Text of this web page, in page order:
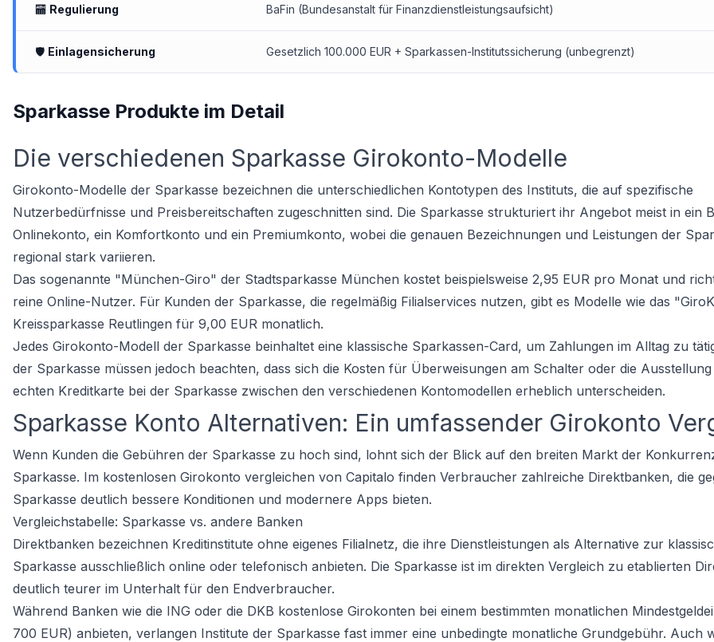
🏧 Regulierung BaFin (Bundesanstalt für Finanzdienstleistungsaufsicht)
🛡 Einlagensicherung Gesetzlich 100.000 EUR + Sparkassen-Institutssicherung (unbegrenzt)
Sparkasse Produkte im Detail
Die verschiedenen Sparkasse Girokonto-Modelle
Girokonto-Modelle der Sparkasse bezeichnen die unterschiedlichen Kontotypen des Instituts, die auf spezifische
Nutzerbedürfnisse und Preisbereitschaften zugeschnitten sind. Die Sparkasse strukturiert ihr Angebot meist in ein
Onlinekonto, ein Komfortkonto und ein Premiumkonto, wobei die genauen Bezeichnungen und Leistungen der
regional stark variieren.
Das sogenannte "München-Giro" der Stadtsparkasse München kostet beispielsweise 2,95 EUR pro Monat und
reine Online-Nutzer. Für Kunden der Sparkasse, die regelmäßig Filialservices nutzen, gibt es Modelle wie das
Kreissparkasse Reutlingen für 9,00 EUR monatlich.
Jedes Girokonto-Modell der Sparkasse beinhaltet eine klassische Sparkassen-Card, um Zahlungen im Alltag zu
der Sparkasse müssen jedoch beachten, dass sich die Kosten für Überweisungen am Schalter oder die
echten Kreditkarte bei der Sparkasse zwischen den verschiedenen Kontomodellen erheblich unterscheiden.
Sparkasse Konto Alternativen: Ein umfassender Girokonto
Wenn Kunden die Gebühren der Sparkasse zu hoch sind, lohnt sich der Blick auf den breiten Markt der
Sparkasse. Im kostenlosen Girokonto vergleichen von Capitalo finden Verbraucher zahlreiche Direktbanken, die
Sparkasse deutlich bessere Konditionen und modernere Apps bieten.
Vergleichstabelle: Sparkasse vs. andere Banken
Direktbanken bezeichnen Kreditinstitute ohne eigenes Filialnetz, die ihre Dienstleistungen als Alternative zur
Sparkasse ausschließlich online oder telefonisch anbieten. Die Sparkasse ist im direkten Vergleich zu etablierten
deutlich teurer im Unterhalt für den Endverbraucher.
Während Banken wie die ING oder die DKB kostenlose Girokonten bei einem bestimmten monatlichen
700 EUR) anbieten, verlangen Institute der Sparkasse fast immer eine unbedingte monatliche Grundgebühr. Auch